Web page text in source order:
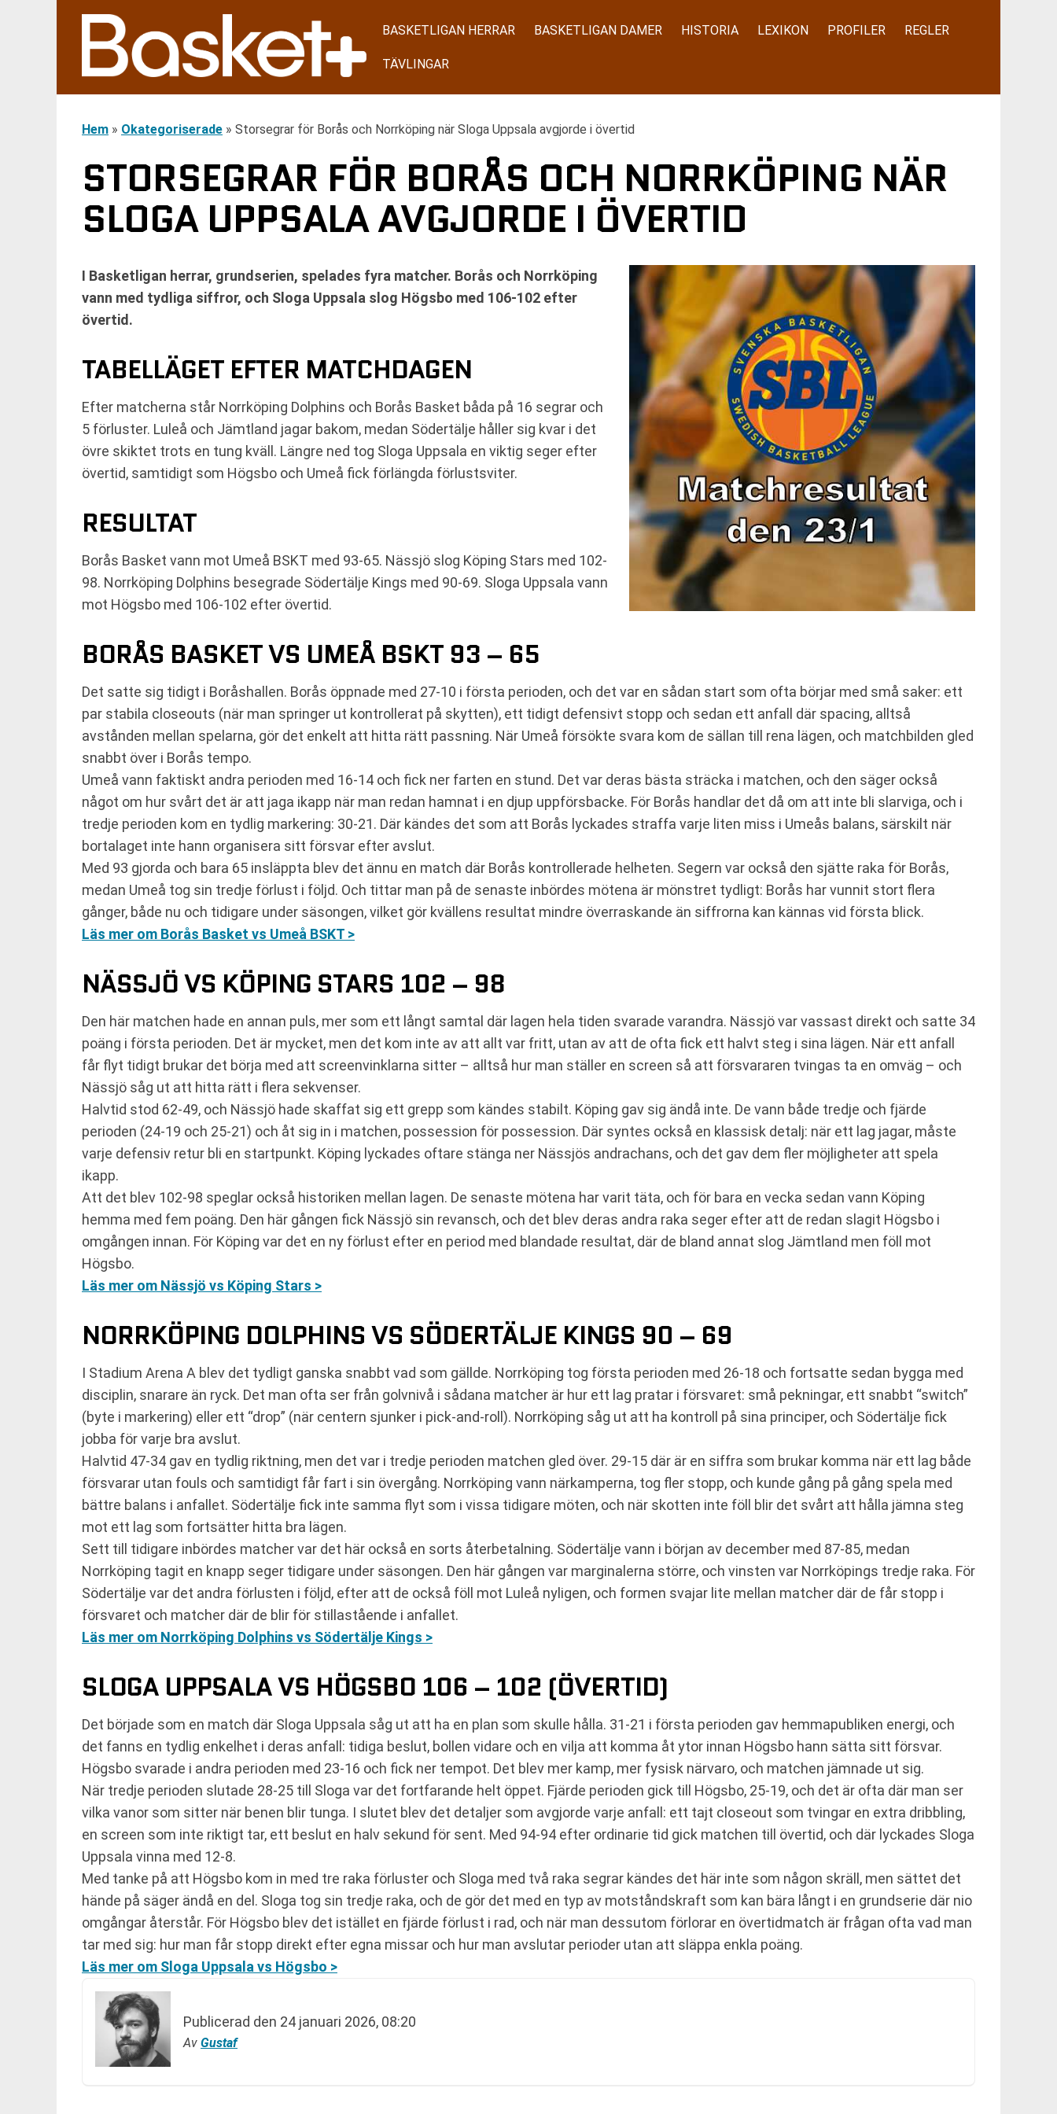
BASKETLIGAN HERRAR BASKETLIGAN DAMER HISTORIA LEXIKON PROFILER REGLER
TÄVLINGAR
Hem » Okategoriserade » Storsegrar för Borås och Norrköping när Sloga Uppsala avgjorde i övertid
STORSEGRAR FÖR BORÅS OCH NORRKÖPING NÄR
SLOGA UPPSALA AVGJORDE I ÖVERTID
I Basketligan herrar, grundserien, spelades fyra matcher. Borås och Norrköping
vann med tydliga siffror, och Sloga Uppsala slog Högsbo med 106-102 efter
övertid.
TABELLÄGET EFTER MATCHDAGEN
Efter matcherna står Norrköping Dolphins och Borås Basket båda på 16 segrar och
5 förluster. Luleå och Jämtland jagar bakom, medan Södertälje håller sig kvar i det
övre skiktet trots en tung kväll. Längre ned tog Sloga Uppsala en viktig seger efter
övertid, samtidigt som Högsbo och Umeå fick förlängda förlustsviter.
RESULTAT
Borås Basket vann mot Umeå BSKT med 93-65. Nässjö slog Köping Stars med 102-
98. Norrköping Dolphins besegrade Södertälje Kings med 90-69. Sloga Uppsala vann
mot Högsbo med 106-102 efter övertid.
BORÅS BASKET VS UMEÅ BSKT 93 – 65
Det satte sig tidigt i Boråshallen. Borås öppnade med 27-10 i första perioden, och det var en sådan start som ofta börjar med små saker: ett
par stabila closeouts (när man springer ut kontrollerat på skytten), ett tidigt defensivt stopp och sedan ett anfall där spacing, alltså
avstånden mellan spelarna, gör det enkelt att hitta rätt passning. När Umeå försökte svara kom de sällan till rena lägen, och matchbilden gled
snabbt över i Borås tempo.
Umeå vann faktiskt andra perioden med 16-14 och fick ner farten en stund. Det var deras bästa sträcka i matchen, och den säger också
något om hur svårt det är att jaga ikapp när man redan hamnat i en djup uppförsbacke. För Borås handlar det då om att inte bli slarviga, och i
tredje perioden kom en tydlig markering: 30-21. Där kändes det som att Borås lyckades straffa varje liten miss i Umeås balans, särskilt när
bortalaget inte hann organisera sitt försvar efter avslut.
Med 93 gjorda och bara 65 insläppta blev det ännu en match där Borås kontrollerade helheten. Segern var också den sjätte raka för Borås,
medan Umeå tog sin tredje förlust i följd. Och tittar man på de senaste inbördes mötena är mönstret tydligt: Borås har vunnit stort flera
gånger, både nu och tidigare under säsongen, vilket gör kvällens resultat mindre överraskande än siffrorna kan kännas vid första blick.
Läs mer om Borås Basket vs Umeå BSKT >
NÄSSJÖ VS KÖPING STARS 102 – 98
Den här matchen hade en annan puls, mer som ett långt samtal där lagen hela tiden svarade varandra. Nässjö var vassast direkt och satte 34
poäng i första perioden. Det är mycket, men det kom inte av att allt var fritt, utan av att de ofta fick ett halvt steg i sina lägen. När ett anfall
får flyt tidigt brukar det börja med att screenvinklarna sitter – alltså hur man ställer en screen så att försvararen tvingas ta en omväg – och
Nässjö såg ut att hitta rätt i flera sekvenser.
Halvtid stod 62-49, och Nässjö hade skaffat sig ett grepp som kändes stabilt. Köping gav sig ändå inte. De vann både tredje och fjärde
perioden (24-19 och 25-21) och åt sig in i matchen, possession för possession. Där syntes också en klassisk detalj: när ett lag jagar, måste
varje defensiv retur bli en startpunkt. Köping lyckades oftare stänga ner Nässjös andrachans, och det gav dem fler möjligheter att spela
ikapp.
Att det blev 102-98 speglar också historiken mellan lagen. De senaste mötena har varit täta, och för bara en vecka sedan vann Köping
hemma med fem poäng. Den här gången fick Nässjö sin revansch, och det blev deras andra raka seger efter att de redan slagit Högsbo i
omgången innan. För Köping var det en ny förlust efter en period med blandade resultat, där de bland annat slog Jämtland men föll mot
Högsbo.
Läs mer om Nässjö vs Köping Stars >
NORRKÖPING DOLPHINS VS SÖDERTÄLJE KINGS 90 – 69
I Stadium Arena A blev det tydligt ganska snabbt vad som gällde. Norrköping tog första perioden med 26-18 och fortsatte sedan bygga med
disciplin, snarare än ryck. Det man ofta ser från golvnivå i sådana matcher är hur ett lag pratar i försvaret: små pekningar, ett snabbt “switch”
(byte i markering) eller ett “drop” (när centern sjunker i pick-and-roll). Norrköping såg ut att ha kontroll på sina principer, och Södertälje fick
jobba för varje bra avslut.
Halvtid 47-34 gav en tydlig riktning, men det var i tredje perioden matchen gled över. 29-15 där är en siffra som brukar komma när ett lag både
försvarar utan fouls och samtidigt får fart i sin övergång. Norrköping vann närkamperna, tog fler stopp, och kunde gång på gång spela med
bättre balans i anfallet. Södertälje fick inte samma flyt som i vissa tidigare möten, och när skotten inte föll blir det svårt att hålla jämna steg
mot ett lag som fortsätter hitta bra lägen.
Sett till tidigare inbördes matcher var det här också en sorts återbetalning. Södertälje vann i början av december med 87-85, medan
Norrköping tagit en knapp seger tidigare under säsongen. Den här gången var marginalerna större, och vinsten var Norrköpings tredje raka. För
Södertälje var det andra förlusten i följd, efter att de också föll mot Luleå nyligen, och formen svajar lite mellan matcher där de får stopp i
försvaret och matcher där de blir för stillastående i anfallet.
Läs mer om Norrköping Dolphins vs Södertälje Kings >
SLOGA UPPSALA VS HÖGSBO 106 – 102 (ÖVERTID)
Det började som en match där Sloga Uppsala såg ut att ha en plan som skulle hålla. 31-21 i första perioden gav hemmapubliken energi, och
det fanns en tydlig enkelhet i deras anfall: tidiga beslut, bollen vidare och en vilja att komma åt ytor innan Högsbo hann sätta sitt försvar.
Högsbo svarade i andra perioden med 23-16 och fick ner tempot. Det blev mer kamp, mer fysisk närvaro, och matchen jämnade ut sig.
När tredje perioden slutade 28-25 till Sloga var det fortfarande helt öppet. Fjärde perioden gick till Högsbo, 25-19, och det är ofta där man ser
vilka vanor som sitter när benen blir tunga. I slutet blev det detaljer som avgjorde varje anfall: ett tajt closeout som tvingar en extra dribbling,
en screen som inte riktigt tar, ett beslut en halv sekund för sent. Med 94-94 efter ordinarie tid gick matchen till övertid, och där lyckades Sloga
Uppsala vinna med 12-8.
Med tanke på att Högsbo kom in med tre raka förluster och Sloga med två raka segrar kändes det här inte som någon skräll, men sättet det
hände på säger ändå en del. Sloga tog sin tredje raka, och de gör det med en typ av motståndskraft som kan bära långt i en grundserie där nio
omgångar återstår. För Högsbo blev det istället en fjärde förlust i rad, och när man dessutom förlorar en övertidmatch är frågan ofta vad man
tar med sig: hur man får stopp direkt efter egna missar och hur man avslutar perioder utan att släppa enkla poäng.
Läs mer om Sloga Uppsala vs Högsbo >
Publicerad den 24 januari 2026, 08:20
Av Gustaf